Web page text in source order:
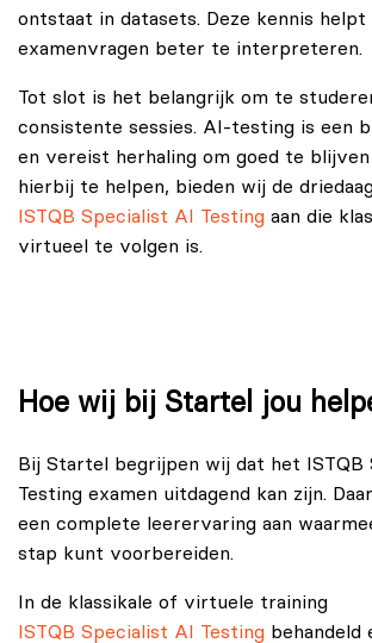
ontstaat in datasets. Deze kennis helpt
examenvragen beter te interpreteren.
Tot slot is het belangrijk om te
consistente sessies. AI-testing is een
en vereist herhaling om goed te blijven
hierbij te helpen, bieden wij de
ISTQB Specialist AI Testing aan die
virtueel te volgen is.
Hoe wij bij Startel jou
Bij Startel begrijpen wij dat het ISTQB
Testing examen uitdagend kan zijn.
een complete leerervaring aan
stap kunt voorbereiden.
In de klassikale of virtuele training
ISTQB Specialist AI Testing behandeld